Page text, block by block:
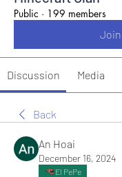
Public · 199 members
Join
Discussion Media
Back
An Hoai
December 16, 2024
El PePe